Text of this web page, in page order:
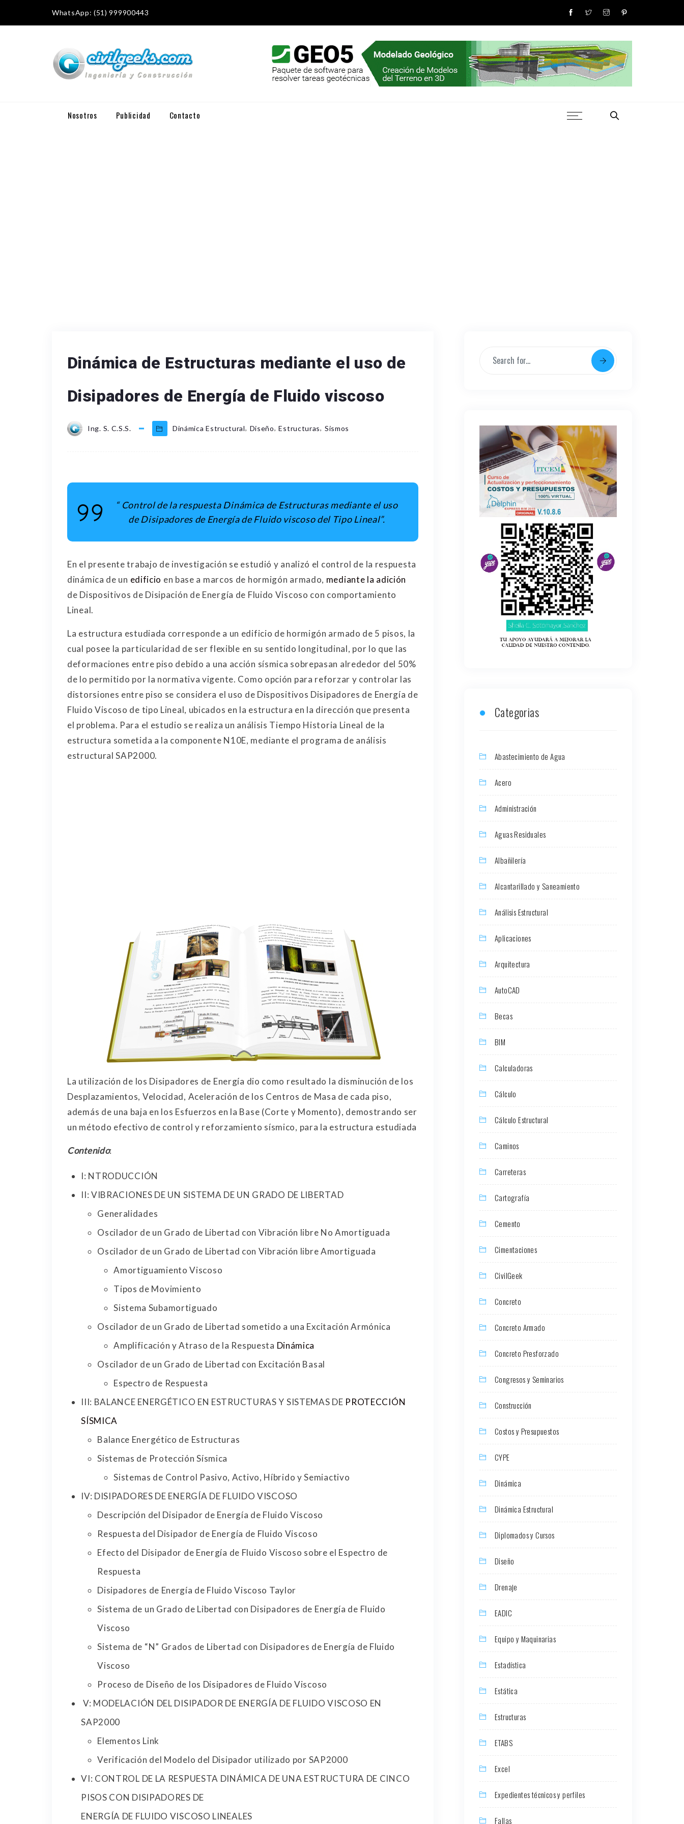
WhatsApp: (51) 999900443
Nosotros Publicidad Contacto
Dinámica de Estructuras mediante el uso de
Disipadores de Energía de Fluido viscoso
Ing. S. C.S.S. Dinámica Estructural, Diseño, Estructuras, Sismos
“ Control de la respuesta Dinámica de Estructuras mediante el uso
de Disipadores de Energía de Fluido viscoso del Tipo Lineal”.
En el presente trabajo de investigación se estudió y analizó el control de la respuesta
dinámica de un edificio en base a marcos de hormigón armado, mediante la adición
de Dispositivos de Disipación de Energía de Fluido Viscoso con comportamiento
Lineal.
La estructura estudiada corresponde a un edificio de hormigón armado de 5 pisos, la
cual posee la particularidad de ser flexible en su sentido longitudinal, por lo que las
deformaciones entre piso debido a una acción sísmica sobrepasan alrededor del 50%
de lo permitido por la normativa vigente. Como opción para reforzar y controlar las
distorsiones entre piso se considera el uso de Dispositivos Disipadores de Energía de
Fluido Viscoso de tipo Lineal, ubicados en la estructura en la dirección que presenta
el problema. Para el estudio se realiza un análisis Tiempo Historia Lineal de la
estructura sometida a la componente N10E, mediante el programa de análisis
estructural SAP2000.
La utilización de los Disipadores de Energía dio como resultado la disminución de los
Desplazamientos, Velocidad, Aceleración de los Centros de Masa de cada piso,
además de una baja en los Esfuerzos en la Base (Corte y Momento), demostrando ser
un método efectivo de control y reforzamiento sísmico, para la estructura estudiada
Contenido:
I: NTRODUCCIÓN
II: VIBRACIONES DE UN SISTEMA DE UN GRADO DE LIBERTAD
Generalidades
Oscilador de un Grado de Libertad con Vibración libre No Amortiguada
Oscilador de un Grado de Libertad con Vibración libre Amortiguada
Amortiguamiento Viscoso
Tipos de Movimiento
Sistema Subamortiguado
Oscilador de un Grado de Libertad sometido a una Excitación Armónica
Amplificación y Atraso de la Respuesta Dinámica
Oscilador de un Grado de Libertad con Excitación Basal
Espectro de Respuesta
III: BALANCE ENERGÉTICO EN ESTRUCTURAS Y SISTEMAS DE PROTECCIÓN
SÍSMICA
Balance Energético de Estructuras
Sistemas de Protección Sísmica
Sistemas de Control Pasivo, Activo, Híbrido y Semiactivo
IV: DISIPADORES DE ENERGÍA DE FLUIDO VISCOSO
Descripción del Disipador de Energía de Fluido Viscoso
Respuesta del Disipador de Energía de Fluido Viscoso
Efecto del Disipador de Energía de Fluido Viscoso sobre el Espectro de
Respuesta
Disipadores de Energía de Fluido Viscoso Taylor
Sistema de un Grado de Libertad con Disipadores de Energía de Fluido
Viscoso
Sistema de “N” Grados de Libertad con Disipadores de Energía de Fluido
Viscoso
Proceso de Diseño de los Disipadores de Fluido Viscoso
V: MODELACIÓN DEL DISIPADOR DE ENERGÍA DE FLUIDO VISCOSO EN
SAP2000
Elementos Link
Verificación del Modelo del Disipador utilizado por SAP2000
VI: CONTROL DE LA RESPUESTA DINÁMICA DE UNA ESTRUCTURA DE CINCO
PISOS CON DISIPADORES DE
ENERGÍA DE FLUIDO VISCOSO LINEALES
Categorias
Abastecimiento de Agua
Acero
Administración
Aguas Residuales
Albañilería
Alcantarillado y Saneamiento
Análisis Estructural
Aplicaciones
Arquitectura
AutoCAD
Becas
BIM
Calculadoras
Cálculo
Cálculo Estructural
Caminos
Carreteras
Cartografía
Cemento
Cimentaciones
CivilGeek
Concreto
Concreto Armado
Concreto Presforzado
Congresos y Seminarios
Construcción
Costos y Presupuestos
CYPE
Dinámica
Dinámica Estructural
Diplomados y Cursos
Diseño
Drenaje
EADIC
Equipo y Maquinarias
Estadística
Estática
Estructuras
ETABS
Excel
Expedientes técnicos y perfiles
Fallas